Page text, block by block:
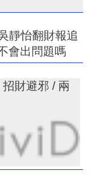
靜怡翻財報追
會出問題嗎
財避邪 / 兩